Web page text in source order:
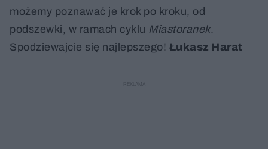
możemy poznawać je krok po kroku, od
podszewki, w ramach cyklu Miastoranek.
Spodziewajcie się najlepszego! Łukasz Harat